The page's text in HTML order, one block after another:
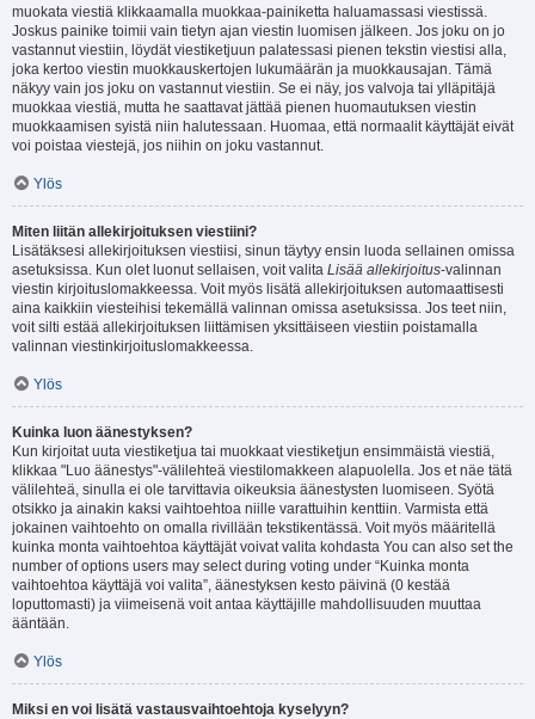
muokata viestiä klikkaamalla muokkaa-painiketta haluamassasi viestissä.
Joskus painike toimii vain tietyn ajan viestin luomisen jälkeen. Jos joku on jo
vastannut viestiin, löydät viestiketjuun palatessasi pienen tekstin viestisi alla,
joka kertoo viestin muokkauskertojen lukumäärän ja muokkausajan. Tämä
näkyy vain jos joku on vastannut viestiin. Se ei näy, jos valvoja tai ylläpitäjä
muokkaa viestiä, mutta he saattavat jättää pienen huomautuksen viestin
muokkaamisen syistä niin halutessaan. Huomaa, että normaalit käyttäjät eivät
voi poistaa viestejä, jos niihin on joku vastannut.
Ylös
Miten liitän allekirjoituksen viestiini?
Lisätäksesi allekirjoituksen viestiisi, sinun täytyy ensin luoda sellainen omissa
asetuksissa. Kun olet luonut sellaisen, voit valita Lisää allekirjoitus-valinnan
viestin kirjoituslomakkeessa. Voit myös lisätä allekirjoituksen automaattisesti
aina kaikkiin viesteihisi tekemällä valinnan omissa asetuksissa. Jos teet niin,
voit silti estää allekirjoituksen liittämisen yksittäiseen viestiin poistamalla
valinnan viestinkirjoituslomakkeessa.
Ylös
Kuinka luon äänestyksen?
Kun kirjoitat uuta viestiketjua tai muokkaat viestiketjun ensimmäistä viestiä,
klikkaa "Luo äänestys"-välilehteä viestilomakkeen alapuolella. Jos et näe tätä
välilehteä, sinulla ei ole tarvittavia oikeuksia äänestysten luomiseen. Syötä
otsikko ja ainakin kaksi vaihtoehtoa niille varattuihin kenttiin. Varmista että
jokainen vaihtoehto on omalla rivillään tekstikentässä. Voit myös määritellä
kuinka monta vaihtoehtoa käyttäjät voivat valita kohdasta You can also set the
number of options users may select during voting under “Kuinka monta
vaihtoehtoa käyttäjä voi valita”, äänestyksen kesto päivinä (0 kestää
loputtomasti) ja viimeisenä voit antaa käyttäjille mahdollisuuden muuttaa
ääntään.
Ylös
Miksi en voi lisätä vastausvaihtoehtoja kyselyyn?